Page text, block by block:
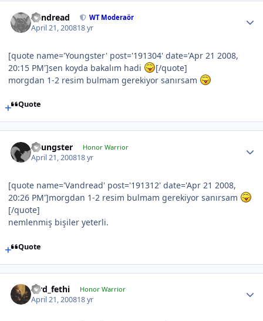
Vandread WT Moderaör
April 21, 200818 yr
[quote name='Youngster' post='191304' date='Apr 21 2008,
20:15 PM']sen koyda bakalım hadi
[/quote]
morgdan 1-2 resim bulmam gerekiyor sanırsam
Quote
Youngster Honor Warrior
April 21, 200818 yr
[quote name='Vandread' post='191312' date='Apr 21 2008,
20:26 PM']morgdan 1-2 resim bulmam gerekiyor sanırsam
[/quote]
nemlenmiş bişiler yeterli.
Quote
lord_fethi Honor Warrior
April 21, 200818 yr